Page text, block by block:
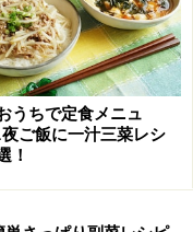
作り方
葉は2～3ｃｍ程度
うちで定食メニュ
ご飯に一汁三菜レシ
！